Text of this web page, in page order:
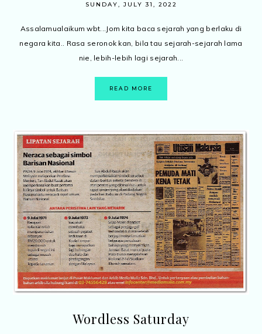
SUNDAY, JULY 31, 2022
Assalamualaikum wbt...Jom kita baca sejarah yang berlaku di
negara kita.. Rasa seronok kan, bila tau sejarah-sejarah lama
nie, lebih-lebih lagi sejarah...
READ MORE
Wordless Saturday